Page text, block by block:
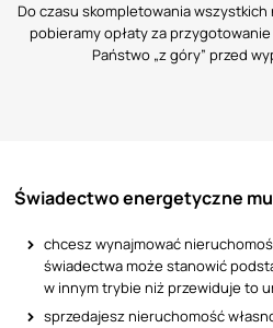
Do czasu skompletowania
pobieramy opłaty za
Państwo „z góry” przed
Świadectwo energetyczne
chcesz wynajmować
świadectwa może stanowić
w innym trybie niż przewiduje to
sprzedajesz nieruchomość